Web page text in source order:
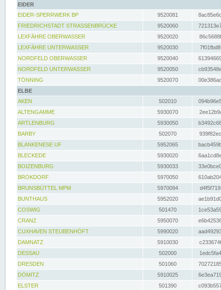
EIDER
EIDER-SPERRWERK BP
9520081
FRIEDRICHSTADT STRASSENBRÜCKE
9520060
LEXFÄHRE OBERWASSER
9520020
LEXFÄHRE UNTERWASSER
9520030
NORDFELD OBERWASSER
9520040
NORDFELD UNTERWASSER
9520050
TÖNNING
9520070
ELBE
AKEN
502010
ALTENGAMME
5930070
ARTLENBURG
5930050
BARBY
502070
BLANKENESE UF
5952065
BLECKEDE
5930020
BOIZENBURG
5930033
BROKDORF
5970050
BRUNSBÜTTEL MPM
5970094
BUNTHAUS
5952020
COSWIG
501470
CRANZ
5950070
CUXHAVEN STEUBENHÖFT
5990020
DAMNATZ
5910030
DESSAU
502000
DRESDEN
501060
DÖMITZ
5910025
ELSTER
501390